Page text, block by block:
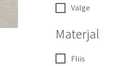
Valge
Materjal
Fliis